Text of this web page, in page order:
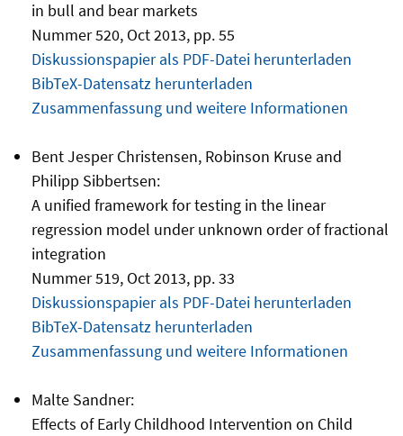
in bull and bear markets
Nummer 520, Oct 2013, pp. 55
Diskussionspapier als PDF-Datei herunterladen
BibTeX-Datensatz herunterladen
Zusammenfassung und weitere Informationen
Bent Jesper Christensen, Robinson Kruse and
Philipp Sibbertsen:
A unified framework for testing in the linear
regression model under unknown order of fractional
integration
Nummer 519, Oct 2013, pp. 33
Diskussionspapier als PDF-Datei herunterladen
BibTeX-Datensatz herunterladen
Zusammenfassung und weitere Informationen
Malte Sandner:
Effects of Early Childhood Intervention on Child